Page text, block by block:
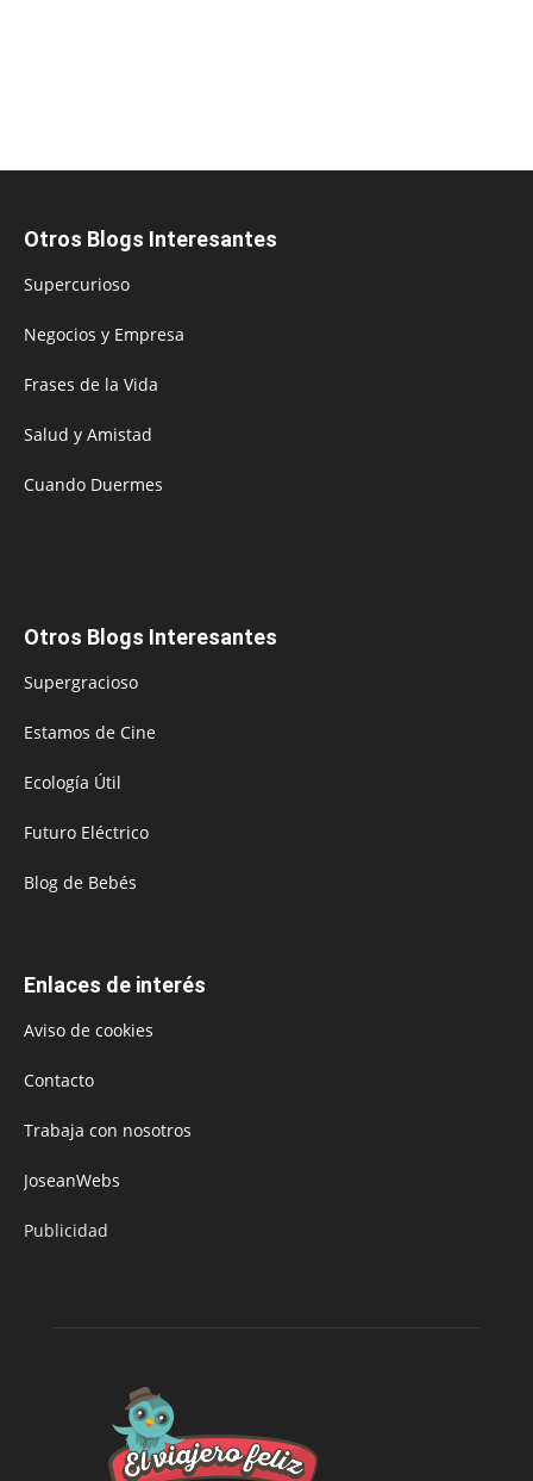
Otros Blogs Interesantes
Supercurioso
Negocios y Empresa
Frases de la Vida
Salud y Amistad
Cuando Duermes
Otros Blogs Interesantes
Supergracioso
Estamos de Cine
Ecología Útil
Futuro Eléctrico
Blog de Bebés
Enlaces de interés
Aviso de cookies
Contacto
Trabaja con nosotros
JoseanWebs
Publicidad